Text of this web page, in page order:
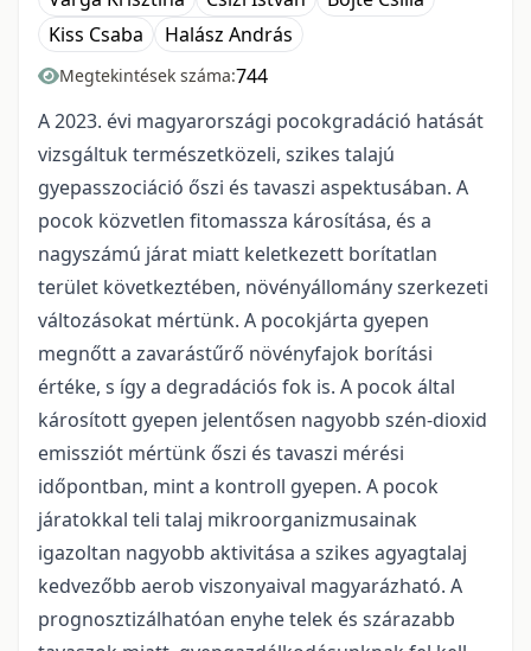
Kiss Csaba
Halász András
Megtekintések száma:744
A 2023. évi magyarországi pocokgradáció hatását
vizsgáltuk természetközeli, szikes talajú
gyepasszociáció őszi és tavaszi aspektusában. A
pocok közvetlen fitomassza károsítása, és a
nagyszámú járat miatt keletkezett borítatlan
terület következtében, növényállomány szerkezeti
változásokat mértünk. A pocokjárta gyepen
megnőtt a zavarástűrő növényfajok borítási
értéke, s így a degradációs fok is. A pocok által
károsított gyepen jelentősen nagyobb szén-dioxid
emissziót mértünk őszi és tavaszi mérési
időpontban, mint a kontroll gyepen. A pocok
járatokkal teli talaj mikroorganizmusainak
igazoltan nagyobb aktivitása a szikes agyagtalaj
kedvezőbb aerob viszonyaival magyarázható. A
prognosztizálhatóan enyhe telek és szárazabb